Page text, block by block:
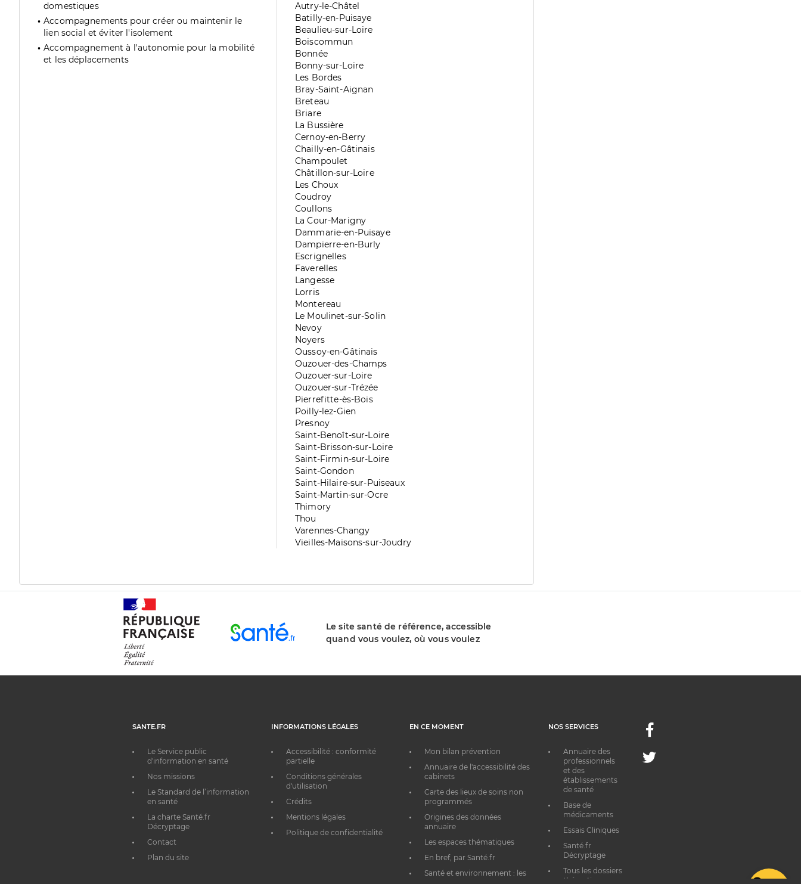
domestiques
Accompagnements pour créer ou maintenir le
lien social et éviter l'isolement
Accompagnement à l'autonomie pour la mobilité
et les déplacements
de
division
Zone
de
division
Autry-le-Châtel
Zone
de
division
Batilly-en-Puisaye
Zone
de
division
Beaulieu-sur-Loire
Zone
de
division
Boiscommun
Zone
de
division
Bonnée
Zone
de
division
Bonny-sur-Loire
Zone
de
division
Les Bordes
Zone
de
division
Bray-Saint-Aignan
Zone
de
division
Breteau
Zone
de
division
Briare
Zone
de
division
La Bussière
Zone
de
division
Cernoy-en-Berry
Zone
de
division
Chailly-en-Gâtinais
Zone
de
division
Champoulet
Zone
de
division
Châtillon-sur-Loire
Zone
de
division
Les Choux
Zone
de
division
Coudroy
Zone
de
division
Coullons
Zone
de
division
La Cour-Marigny
Zone
de
division
Dammarie-en-Puisaye
Zone
de
division
Dampierre-en-Burly
Zone
de
division
Escrignelles
Zone
de
division
Faverelles
Zone
de
division
Langesse
Zone
de
division
Lorris
Zone
de
division
Montereau
Zone
de
division
Le Moulinet-sur-Solin
Zone
de
division
Nevoy
Zone
de
division
Noyers
Zone
de
division
Oussoy-en-Gâtinais
Zone
de
division
Ouzouer-des-Champs
Zone
de
division
Ouzouer-sur-Loire
Zone
de
division
Ouzouer-sur-Trézée
Zone
de
division
Pierrefitte-ès-Bois
Zone
de
division
Poilly-lez-Gien
Zone
de
division
Presnoy
Zone
de
division
Saint-Benoît-sur-Loire
Zone
de
division
Saint-Brisson-sur-Loire
Zone
de
division
Saint-Firmin-sur-Loire
Zone
de
division
Saint-Gondon
Zone
de
division
Saint-Hilaire-sur-Puiseaux
Zone
de
division
Saint-Martin-sur-Ocre
Zone
de
division
Thimory
Zone
de
division
Thou
Zone
de
Varennes-Changy
Zone
Vieilles-Maisons-sur-Joudry
Le site santé de référence, accessible
quand vous voulez, où vous voulez
SANTE.FR
Le Service public
d'information en santé
Nos missions
Le Standard de l’information
en santé
La charte Santé.fr
Décryptage
Contact
Plan du site
INFORMATIONS LÉGALES
Accessibilité : conformité
partielle
Conditions générales
d'utilisation
Crédits
Mentions légales
Politique de confidentialité
EN CE MOMENT
Mon bilan prévention
Annuaire de l'accessibilité des
cabinets
Carte des lieux de soins non
programmés
Origines des données
annuaire
Les espaces thématiques
En bref, par Santé.fr
Santé et environnement : les
NOS SERVICES
Annuaire des
professionnels
et des
établissements
de santé
Base de
médicaments
Essais Cliniques
Santé.fr
Décryptage
Tous les dossiers
thématiques
Facebook
Twitter